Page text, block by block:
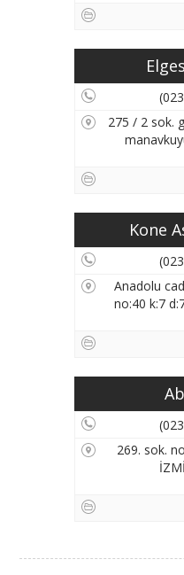
275 / 2 sok.
Kone
Anadolu
no:40 k:7
269. sok.